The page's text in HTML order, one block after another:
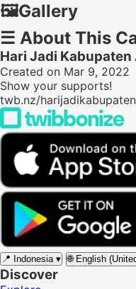
🖼️Gallery
☰ About This
Hari Jadi
Created on Mar 9, 2022
Show your supports!
twb.nz/
📍 Indonesia ▾ 🌐 English
Discover